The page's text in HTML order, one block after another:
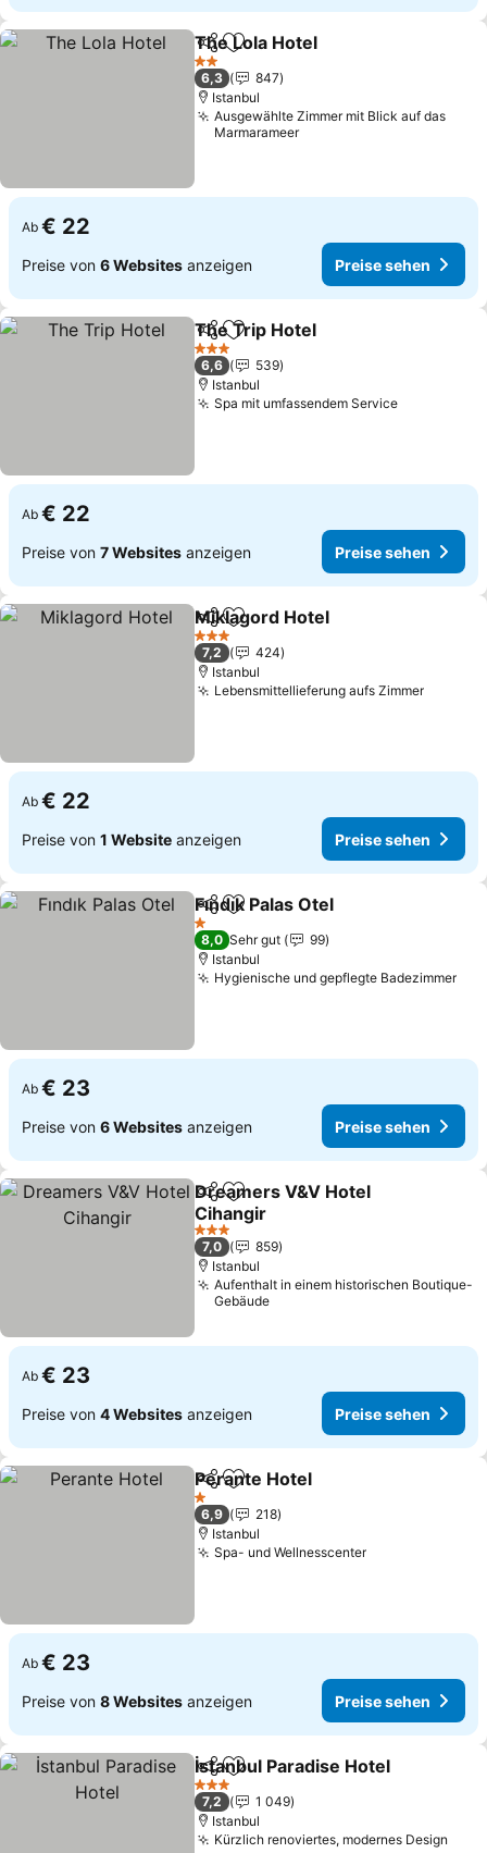
TeilenZu Favoriten hinzufügen
The Lola Hotel
2 Sterne
6,3
847
Istanbul
Ausgewählte Zimmer mit Blick auf das
Marmarameer
Ab € 22
Preise von 6 Websites anzeigen Preise sehen
TeilenZu Favoriten hinzufügen
The Trip Hotel
3 Sterne
6,6
539
Istanbul
Spa mit umfassendem Service
Ab € 22
Preise von 7 Websites anzeigen Preise sehen
TeilenZu Favoriten hinzufügen
Miklagord Hotel
3 Sterne
7,2
424
Istanbul
Lebensmittellieferung aufs Zimmer
Ab € 22
Preise von 1 Website anzeigen Preise sehen
TeilenZu Favoriten hinzufügen
Fındık Palas Otel
1 Sterne
8,0 Sehr gut
99
Istanbul
Hygienische und gepflegte Badezimmer
Ab € 23
Preise von 6 Websites anzeigen Preise sehen
TeilenZu Favoriten hinzufügen
Dreamers V&V Hotel
Cihangir
3 Sterne
7,0
859
Istanbul
Aufenthalt in einem historischen Boutique-
Gebäude
Ab € 23
Preise von 4 Websites anzeigen Preise sehen
TeilenZu Favoriten hinzufügen
Perante Hotel
1 Sterne
6,9
218
Istanbul
Spa- und Wellnesscenter
Ab € 23
Preise von 8 Websites anzeigen Preise sehen
TeilenZu Favoriten hinzufügen
İstanbul Paradise Hotel
3 Sterne
7,2
1 049
Istanbul
Kürzlich renoviertes, modernes Design